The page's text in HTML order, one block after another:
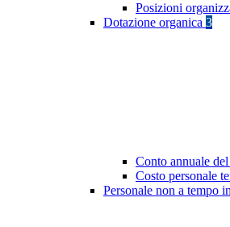
Posizioni
Dotazione organica 3
Conto annuale
Costo personale
Personale non a tempo